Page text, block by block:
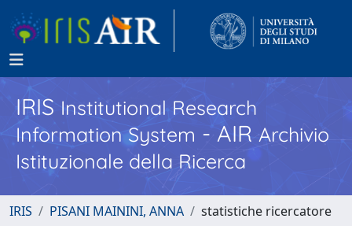
IRISInstitutional Research
Information System - AIR Archivio
Istituzionale della Ricerca
IRIS PISANI MAININI, ANNA statistiche ricercatore